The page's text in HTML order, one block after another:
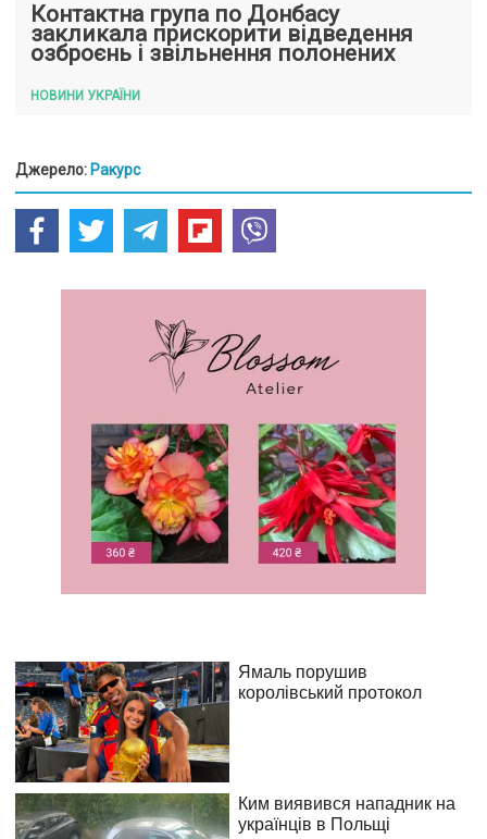
Контактна група по Донбасу
закликала прискорити відведення
озброєнь і звільнення полонених
НОВИНИ УКРАЇНИ
Джерело: Ракурс